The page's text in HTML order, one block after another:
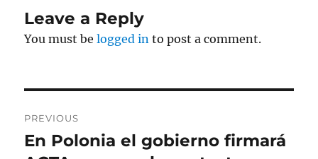
Leave a Reply
You must belogged in to post a comment.
navigation
PREVIOUS
Previous
En Polonia el gobierno firmará